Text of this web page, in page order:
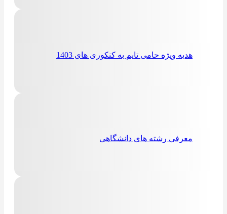
هدیه ویژه حامی تایم به کنکوری های 1403
معرفی رشته های دانشگاهی